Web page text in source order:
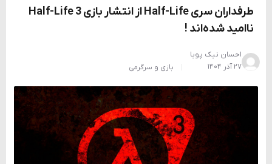
طرفداران سری Half-Life از انتشار بازی Half-Life 3
ناامید شده‌اند !
احسان نیک پویا
۲۷ آذر ۱۴۰۴
بازی و سرگرمی